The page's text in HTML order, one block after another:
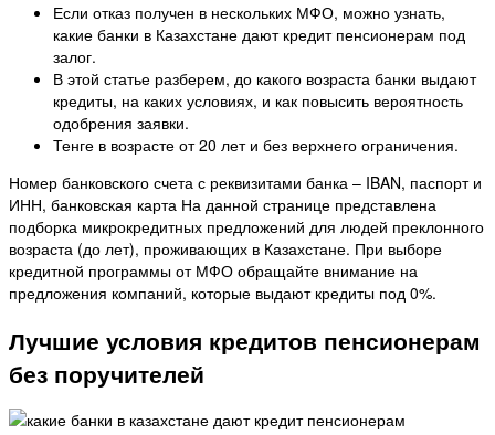
Если отказ получен в нескольких МФО, можно узнать,
какие банки в Казахстане дают кредит пенсионерам под
залог.
В этой статье разберем, до какого возраста банки выдают
кредиты, на каких условиях, и как повысить вероятность
одобрения заявки.
Тенге в возрасте от 20 лет и без верхнего ограничения.
Номер банковского счета с реквизитами банка – IBAN, паспорт и
ИНН, банковская карта На данной странице представлена
подборка микрокредитных предложений для людей преклонного
возраста (до лет), проживающих в Казахстане. При выборе
кредитной программы от МФО обращайте внимание на
предложения компаний, которые выдают кредиты под 0%.
Лучшие условия кредитов пенсионерам
без поручителей